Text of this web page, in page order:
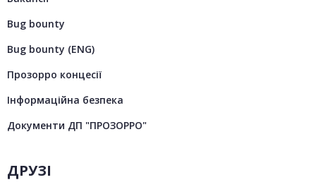
Bug bounty
Bug bounty (ENG)
Прозорро концесії
Інформаційна безпека
Документи ДП "ПРОЗОРРО"
ДРУЗІ